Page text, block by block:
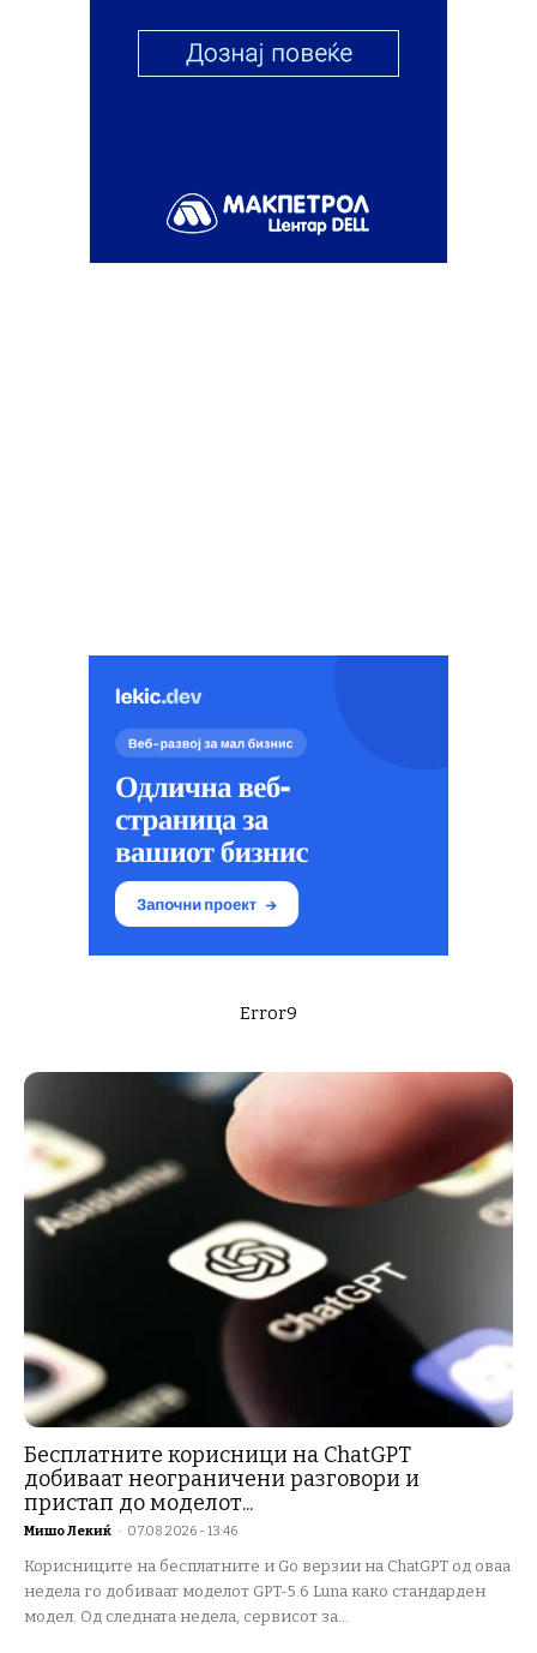
Error9
Бесплатните корисници на ChatGPT
добиваат неограничени разговори и
пристап до моделот...
Мишо Лекиќ - 07.08.2026 - 13:46
Корисниците на бесплатните и Go верзии на ChatGPT од оваа
недела го добиваат моделот GPT-5.6 Luna како стандарден
модел. Од следната недела, сервисот за...